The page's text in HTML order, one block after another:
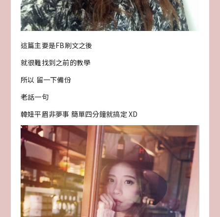
這篇主要是FB刷文之後
就很難找到之前的教學
所以 留一下備份
老話一句
韓妞平眉非夢事 簡單四分鐘就搞定 XD